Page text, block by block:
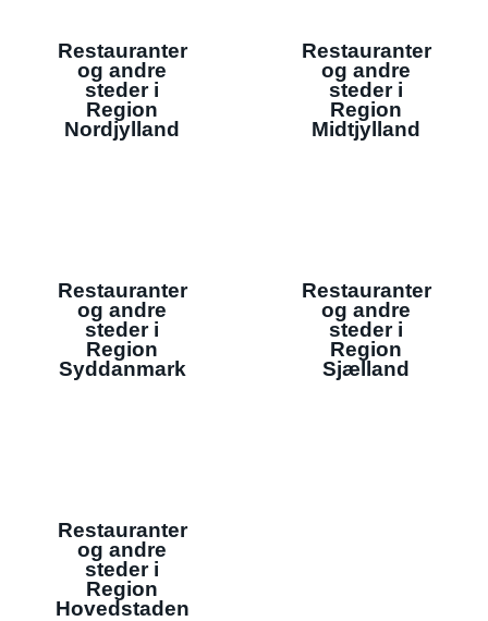
Restauranter
og andre
steder i
Region
Nordjylland
Restauranter
og andre
steder i
Region
Midtjylland
Restauranter
og andre
steder i
Region
Syddanmark
Restauranter
og andre
steder i
Region
Sjælland
Restauranter
og andre
steder i
Region
Hovedstaden